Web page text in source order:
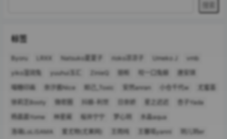
标签
Byoru LRXX Natsuko夏夏子 rioko凉凉子 Umeko J
vmb
yiko湿润兔
yuuhui玉汇 ZinieQ 丽柜
唐安琪
奈汐酱Nice 妲己_Toxic 安然anran 小仓千代w
徐莉芝Booty
抖娘-利世
杏子Yada
杨晨晨Yome
林星阑 桜井宁宁 梦心玥
水淼aqua
洛璃LoLiSAMA
爱尤物(尤果网) 王雨纯 王馨瑶yanni 玥儿玥er